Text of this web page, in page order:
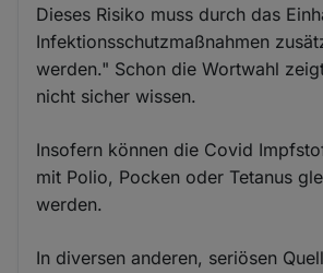
Dieses Risiko muss durch das
Infektionsschutzmaßnahmen
werden." Schon die Wortwahl
nicht sicher wissen.
Insofern können die Covid
mit Polio, Pocken oder Tetanus
werden.
In diversen anderen, seriösen